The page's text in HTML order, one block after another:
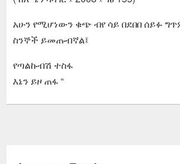
አሁን የሚሆነውን ቁጭ ብየ ሳይ በደበበ ሰይፉ
ስንኞች ይመጡብኛል፤
የጣልኩብሽ ተስፋ
እኔን ይዞ ጠፋ “